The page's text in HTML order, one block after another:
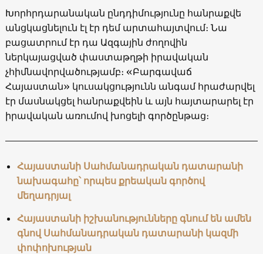
Խորհրդարանական ընդդիմությունը հանրաքվե
անցկացնելուն էլ էր դեմ արտահայտվում։ Նա
բացատրում էր դա Ազգային ժողովին
ներկայացված փաստաթղթի իրավական
չհիմնավորվածությամբ։ «Բարգավաճ
Հայաստան» կուսակցությունն անգամ հրաժարվել
էր մասնակցել հանրաքվեին և այն հայտարարել էր
իրավական առումով խոցելի գործընթաց։
Հայաստանի Սահմանադրական դատարանի
նախագահը՝ որպես քրեական գործով
մեղադրյալ
Հայաստանի իշխանությունները գնում են ամեն
գնով Սահմանադրական դատարանի կազմի
փոփոխության